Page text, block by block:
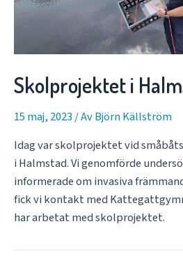
Skolprojektet i
15 maj, 2023/ AvBjörn Källström
Idag var skolprojektet vid
i Halmstad. Vi genomförde
informerade om invasiva
fick vi kontakt med
har arbetat med skolprojektet.